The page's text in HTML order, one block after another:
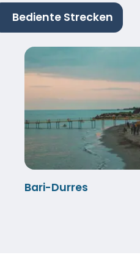
Bediente Strecken
Bari-Durres